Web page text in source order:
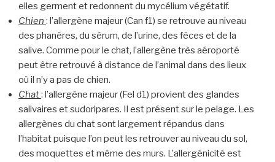
elles germent et redonnent du mycélium végétatif.
Chien : l’allergène majeur (Can f1) se retrouve au niveau
des phanères, du sérum, de l’urine, des féces et de la
salive. Comme pour le chat, l’allergène très aéroporté
peut être retrouvé à distance de l’animal dans des lieux
où il n’y a pas de chien.
Chat: l’allergène majeur (Fel d1) provient des glandes
salivaires et sudoripares. Il est présent sur le pelage. Les
allergènes du chat sont largement répandus dans
l’habitat puisque l’on peut les retrouver au niveau du sol,
des moquettes et même des murs. L’allergénicité est